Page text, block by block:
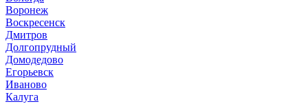
Воронеж
Воскресенск
Дмитров
Долгопрудный
Домодедово
Егорьевск
Иваново
Калуга